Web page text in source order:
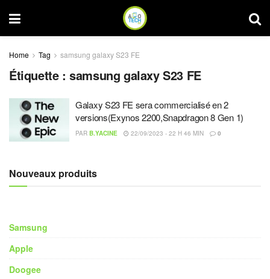
Home Tag samsung galaxy S23 FE
Étiquette :samsung galaxy S23 FE
Galaxy S23 FE sera commercialisé en 2
versions(Exynos 2200,Snapdragon 8 Gen 1)
PAR B.YACINE 22/09/2023 - 22 H 46 MIN 0
Nouveaux produits
Samsung
Apple
Doogee